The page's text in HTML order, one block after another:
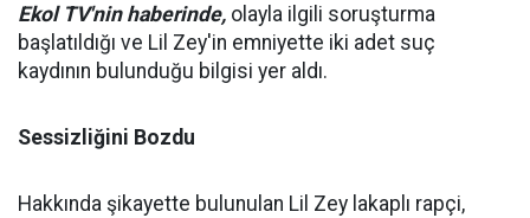
Ekol TV'nin haberinde, olayla ilgili soruşturma
başlatıldığı ve Lil Zey'in emniyette iki adet suç
kaydının bulunduğu bilgisi yer aldı.
Sessizliğini Bozdu
Hakkında şikayette bulunulan Lil Zey lakaplı rapçi,